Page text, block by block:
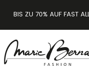
BIS ZU 70% AUF FAST